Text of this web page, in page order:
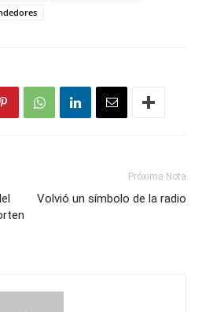
Próxima Nota
Volvió un símbolo de la radio